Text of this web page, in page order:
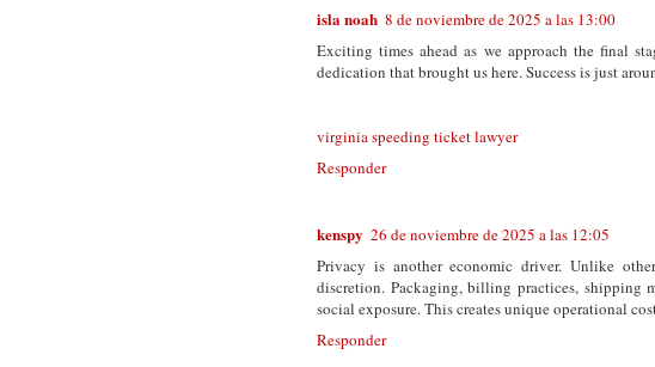
isla noah 8 de noviembre de 2025 a las 13:00
Exciting times ahead as we approach the final
dedication that brought us here. Success is just
virginia speeding ticket lawyer
Responder
kenspy 26 de noviembre de 2025 a las 12:05
Privacy is another economic driver. Unlike
discretion. Packaging, billing practices, shipping
social exposure. This creates unique operational
Responder